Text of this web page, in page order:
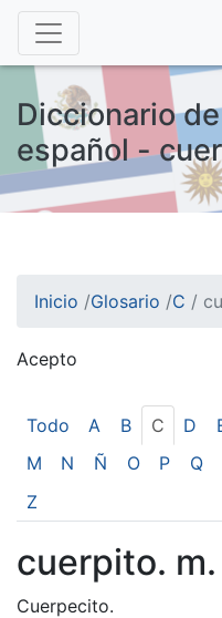
Diccionario
español -
Inicio /Glosario /C /
Acepto
Esto nos ayuda a
Todo A B C D
M
N Ñ O P Q
Z
cuerpito. m.
Cuerpecito.